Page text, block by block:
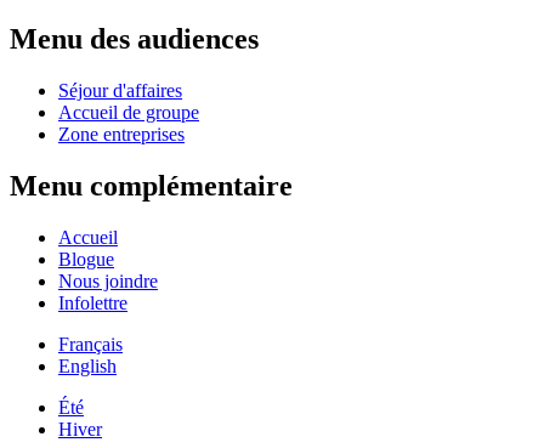
Menu des audiences
Séjour d'affaires
Accueil de groupe
Zone entreprises
Menu complémentaire
Accueil
Blogue
Nous joindre
Infolettre
Français
English
Été
Hiver